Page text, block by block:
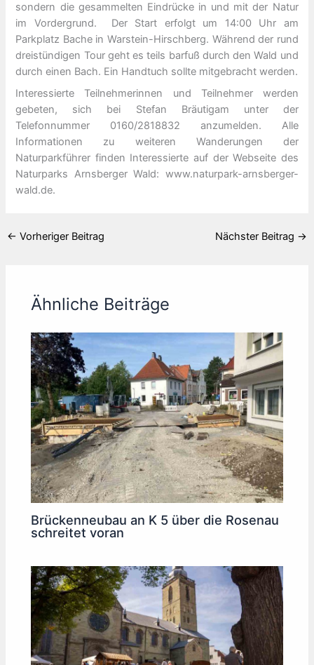
sondern die gesammelten Eindrücke in und mit der Natur
im Vordergrund. Der Start erfolgt um 14:00 Uhr am
Parkplatz Bache in Warstein-Hirschberg. Während der rund
dreistündigen Tour geht es teils barfuß durch den Wald und
durch einen Bach. Ein Handtuch sollte mitgebracht werden.
Interessierte Teilnehmerinnen und Teilnehmer werden
gebeten, sich bei Stefan Bräutigam unter der
Telefonnummer 0160/2818832 anzumelden. Alle
Informationen zu weiteren Wanderungen der
Naturparkführer finden Interessierte auf der Webseite des
Naturparks Arnsberger Wald: www.naturpark-arnsberger-
wald.de.
← Vorheriger Beitrag Nächster Beitrag →
Ähnliche Beiträge
Brückenneubau an K 5 über die Rosenau
schreitet voran